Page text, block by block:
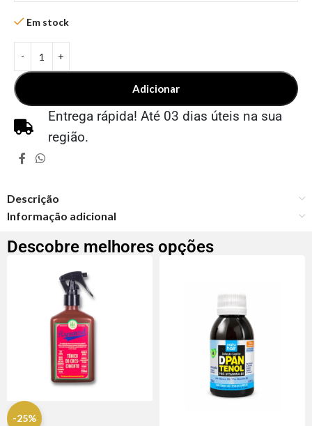
Em stock
Adicionar
Entrega rápida! Até 03 dias úteis na sua
região.
Descrição
Informação adicional
Descobre melhores opções
-25%